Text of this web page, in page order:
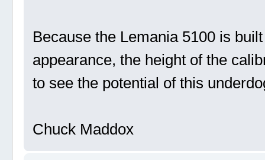
Because the Lemania 5100 is
appearance, the height of the
to see the potential of this
Chuck Maddox